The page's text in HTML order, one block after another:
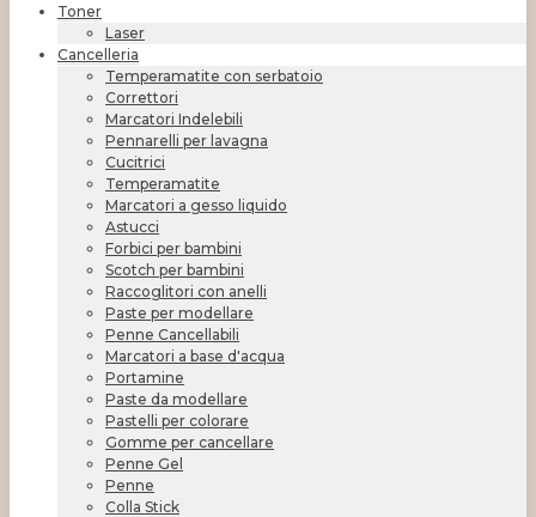
Toner
Laser
Cancelleria
Temperamatite con serbatoio
Correttori
Marcatori Indelebili
Pennarelli per lavagna
Cucitrici
Temperamatite
Marcatori a gesso liquido
Astucci
Forbici per bambini
Scotch per bambini
Raccoglitori con anelli
Paste per modellare
Penne Cancellabili
Marcatori a base d'acqua
Portamine
Paste da modellare
Pastelli per colorare
Gomme per cancellare
Penne Gel
Penne
Colla Stick